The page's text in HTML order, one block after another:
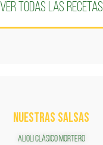
VER TODAS LAS RECETAS
NUESTRAS SALSAS
ALIOLI CLÁSICO MORTERO